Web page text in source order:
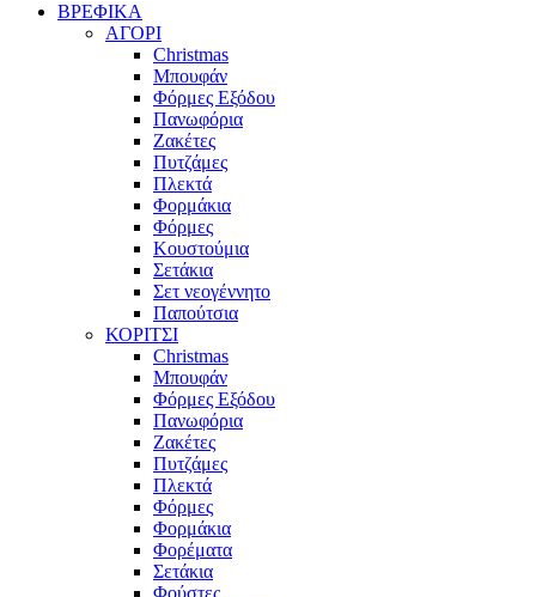
ΒΡΕΦΙΚΑ
ΑΓΟΡΙ
Christmas
Μπουφάν
Φόρμες Εξόδου
Πανωφόρια
Ζακέτες
Πυτζάμες
Πλεκτά
Φορμάκια
Φόρμες
Κουστούμια
Σετάκια
Σετ νεογέννητο
Παπούτσια
ΚΟΡΙΤΣΙ
Christmas
Μπουφάν
Φόρμες Εξόδου
Πανωφόρια
Ζακέτες
Πυτζάμες
Πλεκτά
Φόρμες
Φορμάκια
Φορέματα
Σετάκια
Φούστες